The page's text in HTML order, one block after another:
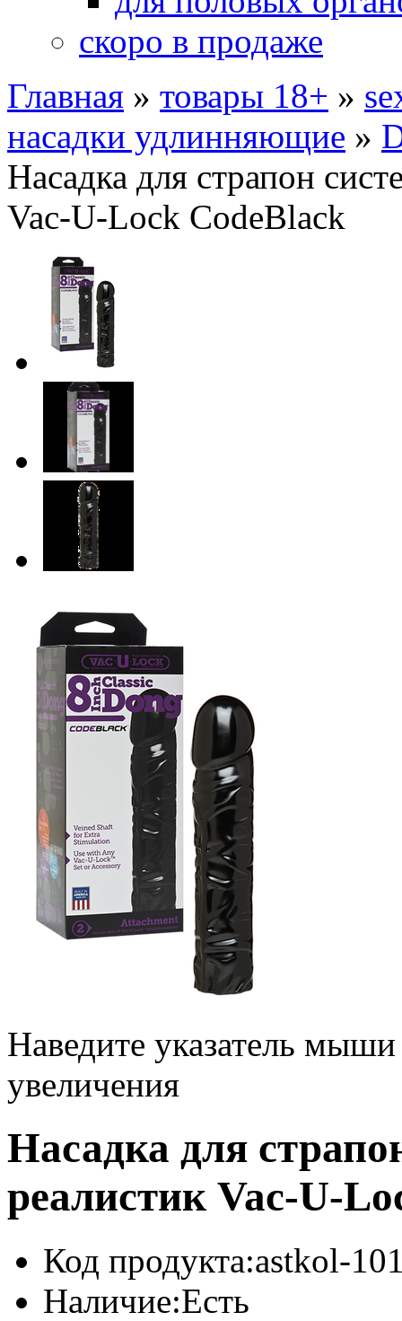
скоро в продаже
Главная » товары 18+ »
насадки удлинняющие »
Насадка для страпон
Vac-U-Lock CodeBlack
Наведите указатель
увеличения
Насадка для
реалистик Vac-U-
Код продукта:astkol-
Наличие:Есть